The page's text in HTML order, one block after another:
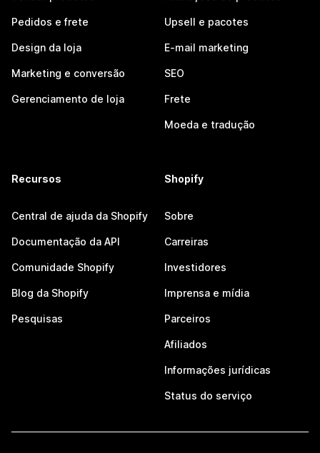
Pedidos e frete
Design da loja
Marketing e conversão
Gerenciamento de loja
Upsell e pacotes
E-mail marketing
SEO
Frete
Moeda e tradução
Recursos
Central de ajuda da Shopify
Documentação da API
Comunidade Shopify
Blog da Shopify
Pesquisas
Shopify
Sobre
Carreiras
Investidores
Imprensa e mídia
Parceiros
Afiliados
Informações jurídicas
Status do serviço